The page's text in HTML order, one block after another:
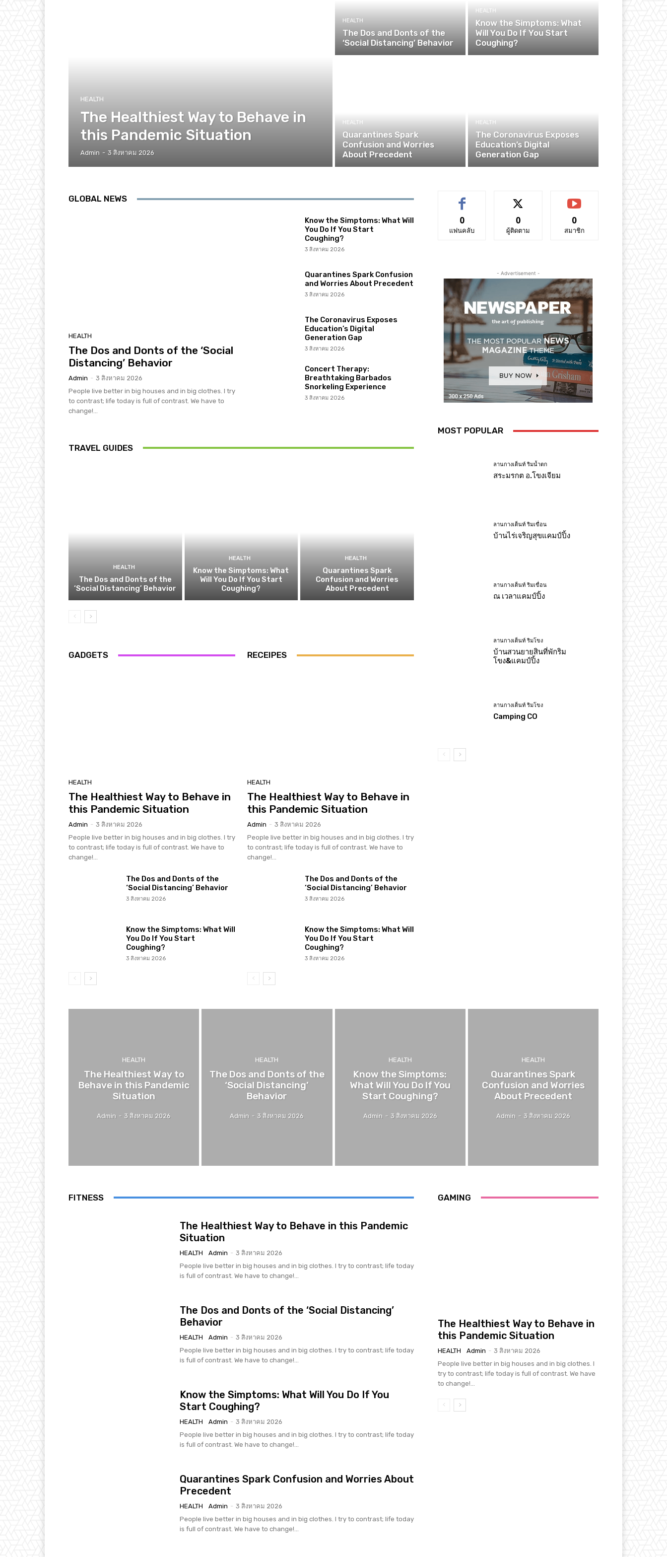
HEALTH
The Healthiest Way to Behave in
this Pandemic Situation
Admin - 3 สิงหาคม 2026
HEALTH
The Dos and Donts of the
‘Social Distancing’ Behavior
HEALTH
Know the Simptoms: What
Will You Do If You Start
Coughing?
HEALTH
Quarantines Spark
Confusion and Worries
About Precedent
HEALTH
The Coronavirus Exposes
Education’s Digital
Generation Gap
GLOBAL NEWS
HEALTH
The Dos and Donts of the ‘Social
Distancing’ Behavior
Admin - 3 สิงหาคม 2026
People live better in big houses and in big clothes. I try
to contrast; life today is full of contrast. We have to
change!...
Know the Simptoms: What Will
You Do If You Start
Coughing?
3 สิงหาคม 2026
Quarantines Spark Confusion
and Worries About Precedent
3 สิงหาคม 2026
The Coronavirus Exposes
Education’s Digital
Generation Gap
3 สิงหาคม 2026
Concert Therapy:
Breathtaking Barbados
Snorkeling Experience
3 สิงหาคม 2026
TRAVEL GUIDES
HEALTH
The Dos and Donts of the
‘Social Distancing’ Behavior
HEALTH
Know the Simptoms: What
Will You Do If You Start
Coughing?
HEALTH
Quarantines Spark
Confusion and Worries
About Precedent
GADGETS
HEALTH
The Healthiest Way to Behave in
this Pandemic Situation
Admin - 3 สิงหาคม 2026
People live better in big houses and in big clothes. I try
to contrast; life today is full of contrast. We have to
change!...
The Dos and Donts of the
‘Social Distancing’ Behavior
3 สิงหาคม 2026
Know the Simptoms: What Will
You Do If You Start
Coughing?
3 สิงหาคม 2026
RECEIPES
HEALTH
The Healthiest Way to Behave in
this Pandemic Situation
Admin - 3 สิงหาคม 2026
People live better in big houses and in big clothes. I try
to contrast; life today is full of contrast. We have to
change!...
The Dos and Donts of the
‘Social Distancing’ Behavior
3 สิงหาคม 2026
Know the Simptoms: What Will
You Do If You Start
Coughing?
3 สิงหาคม 2026
0
แฟนคลับ
0
ผู้ติดตาม
0
สมาชิก
- Advertisement -
MOST POPULAR
ลานกางเต็นท์ ริมน้ำตก
สระมรกต อ.โขงเจียม
ลานกางเต็นท์ ริมเขื่อน
บ้านไร่เจริญสุขแคมป์ปิ้ง
ลานกางเต็นท์ ริมเขื่อน
ณ เวลาแคมป์ปิ้ง
ลานกางเต็นท์ ริมโขง
บ้านสวนยายสินที่พักริม
โขง&แคมป์ปิ้ง
ลานกางเต็นท์ ริมโขง
Camping CO
HEALTH
The Healthiest Way to
Behave in this Pandemic
Situation
Admin - 3 สิงหาคม 2026
HEALTH
The Dos and Donts of the
‘Social Distancing’
Behavior
Admin - 3 สิงหาคม 2026
HEALTH
Know the Simptoms:
What Will You Do If You
Start Coughing?
Admin - 3 สิงหาคม 2026
HEALTH
Quarantines Spark
Confusion and Worries
About Precedent
Admin - 3 สิงหาคม 2026
FITNESS
The Healthiest Way to Behave in this Pandemic
Situation
HEALTH Admin - 3 สิงหาคม 2026
People live better in big houses and in big clothes. I try to contrast; life today
is full of contrast. We have to change!...
The Dos and Donts of the ‘Social Distancing’
Behavior
HEALTH Admin - 3 สิงหาคม 2026
People live better in big houses and in big clothes. I try to contrast; life today
is full of contrast. We have to change!...
Know the Simptoms: What Will You Do If You
Start Coughing?
HEALTH Admin - 3 สิงหาคม 2026
People live better in big houses and in big clothes. I try to contrast; life today
is full of contrast. We have to change!...
Quarantines Spark Confusion and Worries About
Precedent
HEALTH Admin - 3 สิงหาคม 2026
People live better in big houses and in big clothes. I try to contrast; life today
is full of contrast. We have to change!...
GAMING
The Healthiest Way to Behave in
this Pandemic Situation
HEALTH Admin - 3 สิงหาคม 2026
People live better in big houses and in big clothes. I
try to contrast; life today is full of contrast. We have
to change!...